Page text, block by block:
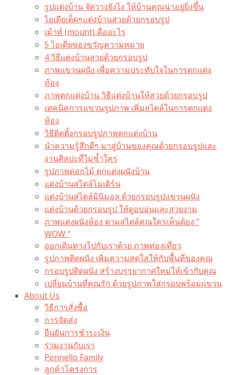
รูปแต่งบ้าน จัดวางยังไง ให้บ้านคุณน่าอยู่ยิ่งขึ้น
ไอเดียเด็ดๆแต่งบ้านสวยด้วยกรอบรูป
เม้าท์ (mount) คืออะไร​
5 ไอเดียของขวัญความหมาย
4 วิธีแต่งบ้านสวยด้วยกรอบรูป
ภาพแขวนผนัง เพื่อความประทับใจในการตกแต่ง
ห้อง
ภาพตกแต่งบ้าน วิธีแต่งบ้านให้สวยด้วยกรอบรูป
เทคนิคการแขวนรูปภาพ เพิ่มสไตล์ในการตกแต่ง
ห้อง
วิธีติดตั้งกรอบรูปภาพตกแต่งบ้าน
นำความรู้สึกดีๆ มาสู่บ้านของคุณด้วยกรอบรูปและ
งานศิลปะที่ไม่ซ้ำใคร
รูปภาพดอกไม้ ตกแต่งผนังบ้าน
แต่งบ้านสไตล์โมเดิร์น
แต่งบ้านสไตล์มินิมอล ด้วยกรอบรูปแขวนผนัง
แต่งบ้านด้วยกรอบรูป ให้ดูอบอุ่นและสวยงาม
ภาพแต่งผนังห้อง ตามสไตล์คุณใครเห็นต้อง ”
WOW “
ออกเดินทางไปกับเราด้วย ภาพท่องเที่ยว
รูปภาพติดผนัง เพิ่มความสดใสให้กับพื้นที่ของคุณ
กรอบรูปติดผนัง สร้างบรรยากาศใหม่ให้เข้ากับคุณ
เปลี่ยนบ้านที่คุณรัก ด้วยรูปภาพใส่กรอบพร้อมแขวน​
About Us
วิธีการสั่งซื้อ
การจัดส่ง
ยืนยันการชำระเงิน
ร่วมงานกับเรา
Pennello Family
ลูกค้าโครงการ